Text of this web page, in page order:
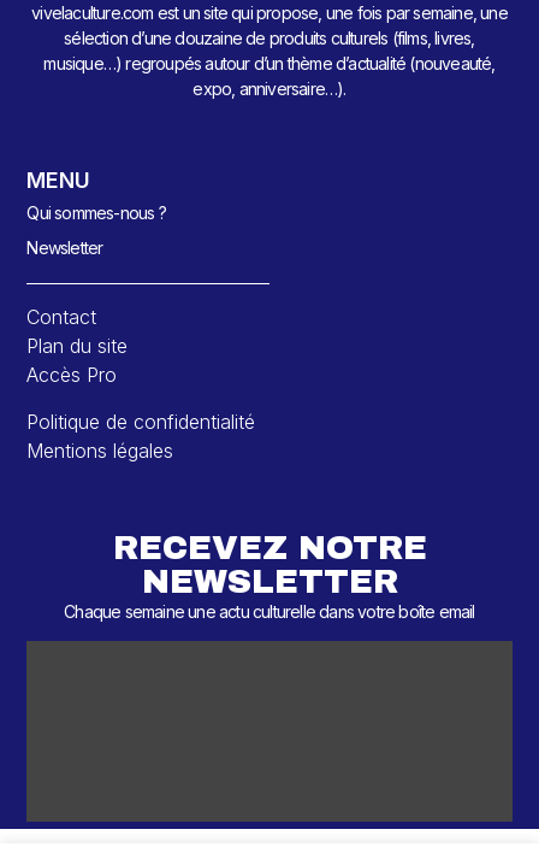
vivelaculture.com est un site qui propose, une fois par semaine, une
sélection d’une douzaine de produits culturels (films, livres,
musique…) regroupés autour d’un thème d’actualité (nouveauté,
expo, anniversaire…).
MENU
Qui sommes-nous ?
Newsletter
Contact
Plan du site
Accès Pro
Politique de confidentialité
Mentions légales
RECEVEZ NOTRE
NEWSLETTER
Chaque semaine une actu culturelle dans votre boîte email